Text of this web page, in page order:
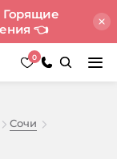
Горящие
👈
0
Сочи